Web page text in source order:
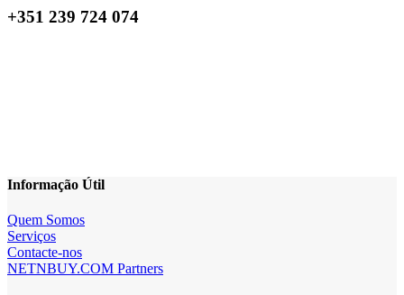
+351 239 724 074
Informação Útil
Quem Somos
Serviços
Contacte-nos
NETNBUY.COM Partners